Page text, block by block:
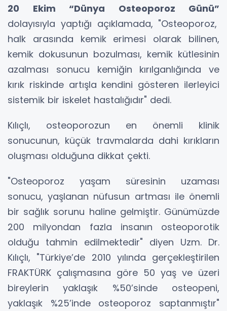
20 Ekim “Dünya Osteoporoz Günü”
dolayısıyla yaptığı açıklamada, "Osteoporoz,
halk arasında kemik erimesi olarak bilinen,
kemik dokusunun bozulması, kemik kütlesinin
azalması sonucu kemiğin kırılganlığında ve
kırık riskinde artışla kendini gösteren ilerleyici
sistemik bir iskelet hastalığıdır" dedi.
Kılıçlı, osteoporozun en önemli klinik
sonucunun, küçük travmalarda dahi kırıkların
oluşması olduğuna dikkat çekti.
"Osteoporoz yaşam süresinin uzaması
sonucu, yaşlanan nüfusun artması ile önemli
bir sağlık sorunu haline gelmiştir. Günümüzde
200 milyondan fazla insanın osteoporotik
olduğu tahmin edilmektedir" diyen Uzm. Dr.
Kılıçlı, "Türkiye’de 2010 yılında gerçekleştirilen
FRAKTÜRK çalışmasına göre 50 yaş ve üzeri
bireylerin yaklaşık %50’sinde osteopeni,
yaklaşık %25’inde osteoporoz saptanmıştır"